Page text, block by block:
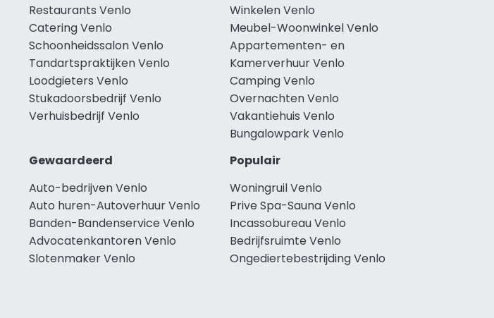
Restaurants Venlo
Catering Venlo
Schoonheidssalon Venlo
Tandartspraktijken Venlo
Loodgieters Venlo
Stukadoorsbedrijf Venlo
Verhuisbedrijf Venlo
Winkelen Venlo
Meubel-Woonwinkel Venlo
Appartementen- en
Kamerverhuur Venlo
Camping Venlo
Overnachten Venlo
Vakantiehuis Venlo
Bungalowpark Venlo
Gewaardeerd
Auto-bedrijven Venlo
Auto huren-Autoverhuur Venlo
Banden-Bandenservice Venlo
Advocatenkantoren Venlo
Slotenmaker Venlo
Populair
Woningruil Venlo
Prive Spa-Sauna Venlo
Incassobureau Venlo
Bedrijfsruimte Venlo
Ongediertebestrijding Venlo